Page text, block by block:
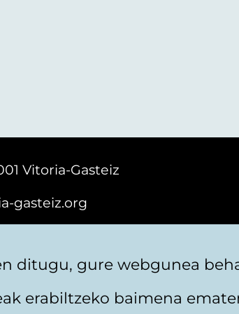
Vitoria-Gasteiz
gasteiz.org
ditugu, gure webgunea
erabiltzeko baimena